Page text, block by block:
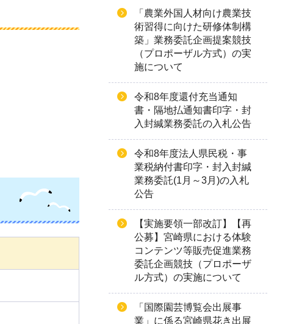
「農業外国人材向け農業技
術習得に向けた研修体制構
築」業務委託企画提案競技
（プロポーザル方式）の実
施について
令和8年度還付充当通知
書・隔地払通知書印字・封
入封緘業務委託の入札公告
令和8年度法人県民税・事
業税納付書印字・封入封緘
業務委託(1月～3月)の入札
公告
【実施要領一部改訂】【再
公募】宮崎県における体験
コンテンツ等販売促進業務
委託企画競技（プロポーザ
ル方式）の実施について
「国際園芸博覧会出展事
業」に係る宮崎県花き出展